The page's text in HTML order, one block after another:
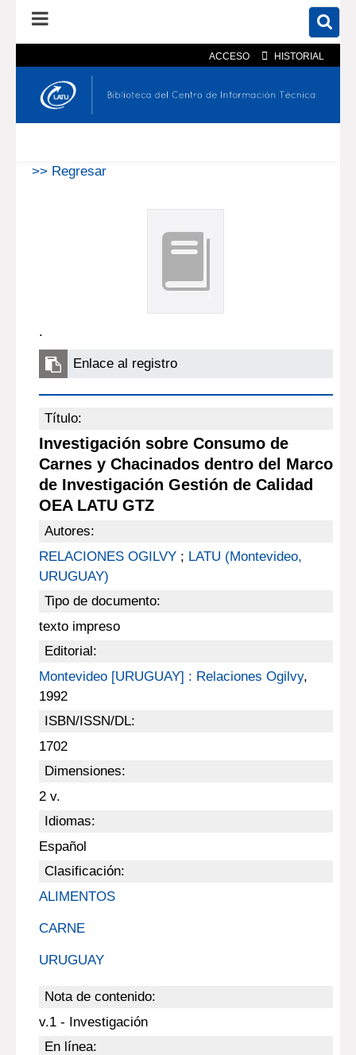
ACCESO HISTORIAL
En el catálogo En el sitio
>> Regresar
.
Enlace al registro
Título:
Investigación sobre Consumo de
Carnes y Chacinados dentro del Marco
de Investigación Gestión de Calidad
OEA LATU GTZ
Autores:
RELACIONES OGILVY; LATU (Montevideo,
URUGUAY)
Tipo de documento:
texto impreso
Editorial:
Montevideo [URUGUAY] : Relaciones Ogilvy,
1992
ISBN/ISSN/DL:
1702
Dimensiones:
2 v.
Idiomas:
Español
Clasificación:
ALIMENTOS
CARNE
URUGUAY
Nota de contenido:
v.1 - Investigación
En línea: